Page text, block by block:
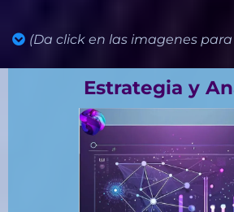
(Da click en las imagenes
Estrategia y